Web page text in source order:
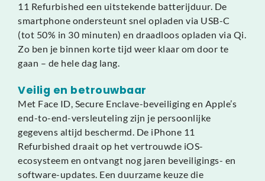
11 Refurbished een uitstekende batterijduur. De
smartphone ondersteunt snel opladen via USB-C
(tot 50% in 30 minuten) en draadloos opladen via Qi.
Zo ben je binnen korte tijd weer klaar om door te
gaan – de hele dag lang.
Veilig en betrouwbaar
Met Face ID, Secure Enclave-beveiliging en Apple’s
end-to-end-versleuteling zijn je persoonlijke
gegevens altijd beschermd. De iPhone 11
Refurbished draait op het vertrouwde iOS-
ecosysteem en ontvangt nog jaren beveiligings- en
software-updates. Een duurzame keuze die